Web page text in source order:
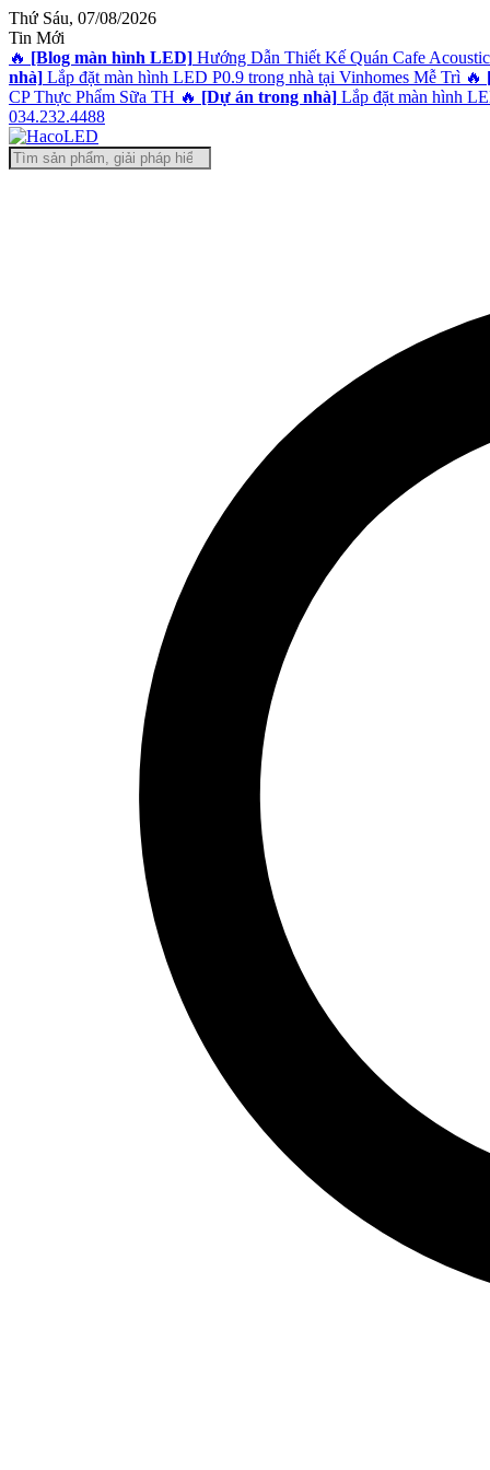
Thứ Sáu, 07/08/2026
Tin Mới
🔥 [Blog màn hình LED] Hướng Dẫn Thiết Kế Quán Cafe
nhà] Lắp đặt màn hình LED P0.9 trong nhà tại Vinhomes Mễ Trì 🔥
CP Thực Phẩm Sữa TH 🔥 [Dự án trong nhà] Lắp đặt màn hình
034.232.4488
@!-/#Chào
mỪng1
@!-/#Chào
mỪng1
@!-/#Chào
mỪng1
@!-/#Chào
mỪng1